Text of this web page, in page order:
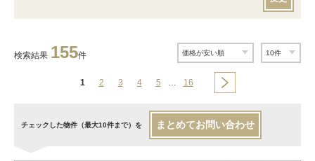
検索結果 155件
1 2 3 4 5 … 16
チェックした物件（最大10件まで）を まとめてお問い合わせ